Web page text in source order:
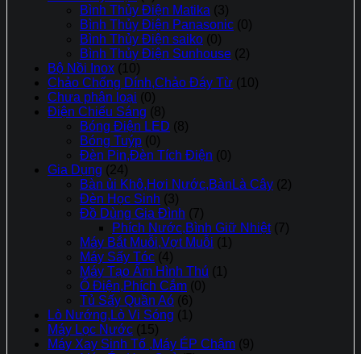
Bình Thủy Điện Matika (3)
Bình Thủy Điện Panasonic (0)
Bình Thủy Điện saiko (0)
Bình Thủy Điện Sunhouse (2)
Bộ Nồi Inox (10)
Chảo Chống Dính,Chảo Đáy Từ (10)
Chưa phân loại (0)
Điện Chiếu Sáng (8)
Bóng Điện LED (8)
Bóng Tuýp (0)
Đèn Pin,Đèn Tích Điện (0)
Gia Dụng (24)
Bàn ủi Khô,Hơi Nước,BànLà Cây (2)
Đèn Học Sinh (3)
Đồ Dùng Gia Đình (7)
Phích Nước,Bình Giữ Nhiệt (7)
Máy Bắt Muỗi,Vợt Muỗi (1)
Máy Sấy Tóc (4)
Máy Tạo Ẩm Hình Thú (1)
Ổ Điện,Phích Cắm (0)
Tủ Sấy Quần Aó (6)
Lò Nướng,Lò Vi Sóng (1)
Máy Lọc Nước (15)
Máy Xay Sinh Tố ,Máy ÉP Chậm (9)